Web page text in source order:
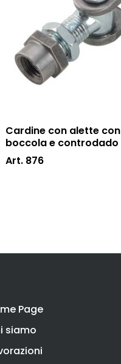
Cardine con alette con
boccola e controdado
Art. 876
Page
siamo